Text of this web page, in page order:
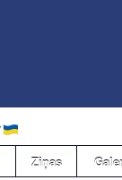
Ziņas